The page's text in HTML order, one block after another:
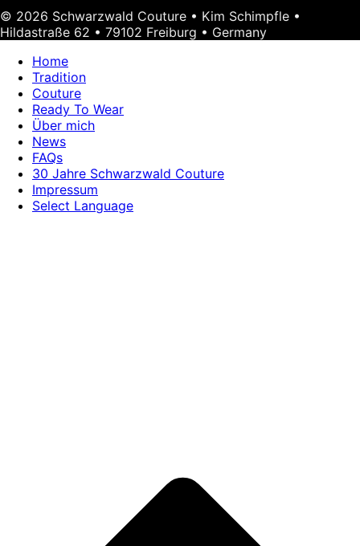
© 2026 Schwarzwald Couture • Kim Schimpfle •
Hildastraße 62 • 79102 Freiburg • Germany
Home
Tradition
Couture
Ready To Wear
Über mich
News
FAQs
30 Jahre Schwarzwald Couture
Impressum
Select Language